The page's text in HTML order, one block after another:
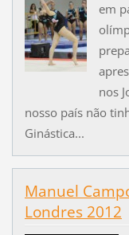
em
nos
nosso país não
Ginástica...
Manuel
Londres 2012